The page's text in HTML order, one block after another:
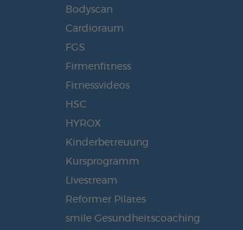
Bodyscan
Cardioraum
FGS
Firmenfitness
Fitnessvideos
HSC
HYROX
Kinderbetreuung
Kursprogramm
Livestream
Reformer Pilates
smile Gesundheitscoaching